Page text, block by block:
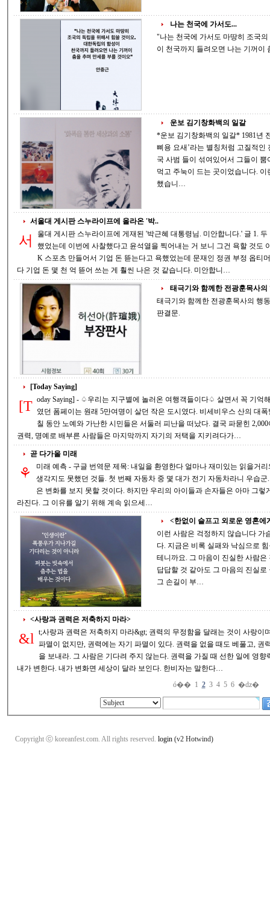
나는 천국에 가서도...
"나는 천국에 가서도 마땅히 조국의 독립을
운보 김기창화백의 일갈
*운보 김기창화백의 일갈* 1981년 전두환 대통령 시절에 설립된 청송교도소는 ‘빠
삐용 요새’라는 별칭처럼 고질적
국 사범 들이 섞여있어서 그들이 뿜어내는 드센 기운에 보통 사람들은 잔뜩 겁을
먹고 주눅이 드는 곳이었습니다. 이런 사람들 앞에서 운보(김기창화백) 는 강연을
했습니…
서울대 게시판 스누라이프에 올라온 '박..
서
울대 게시판 스누라이프에 게재된 '박근혜 대통령님. 미안합니다.' 글 1. 두 집 살림한다고 검찰총장 채동욱을 잘랐을 때 욕
했었는데 이번에 사찰했다고 윤석열을 찍어내는 거 보니 그건 욕할 것도 아니
K 스포츠 만들어서 기업 돈 뜯는다고 욕했었는데 문재인 정권 부정 옵티
다 기업 돈 몇 천 억 뜯어 쓰는 게 훨씬 나은 것 같습니다. 미안합니…
태극기와 함께한 전광훈목사의
태극기와 함께한 전광훈목사의 행동은 존중받아
판결문.
[Today Saying]
[T oday Saying] - ♤우리는 지구별에 놀러온 여행객들이다♤ 살면서 꼭 기억해야 하는 것은 무엇인가? 2,000년전 화산재에 덮
였던 폼페이는 원래 5만여명이 살던 작은 도시였다. 비세비우스 산의 대폭발이 있기전 화산재가 조금씩 뿜어져 나오는 며
칠 동안 노예와 가난한 시민들은 서둘러 피난을 떠났다. 결국 파묻힌 2,000여 명은 귀족들과 돈 많은 상인들이었다. 돈과
권력, 명예로 배부른 사람들은 마지막까지 자기의 저택을 지키려다가…
곧 다가올 미래
⚘
미래 예측 - 구글 번역문 제목: 내일을 환영한다 얼마나 재미있는 읽을거리와 매우 논리적인 예언이 있는가. 20년 전에는
생각지도 못했던 것들. 첫 번째 자동차 중 몇 대가 전기 자동차라니 우습군. 완전 동그라미 쳐놨어. 우리들 중 많은 사람들
은 변화를 보지 못할 것이다. 하지만 우리의 아이들과 손자들은 아마 그렇게 할 것이다. 1- 기본 엔진 자동차 수리점은 사
라진다. 그 이유를 알기 위해 계속 읽으세…
<한없이 슬프고 외로운 영혼에
이런 사람은 걱정하지 않습니다 가
다. 지금은 비록 실패와 낙심으로
테니까요. 그 마음이 진실한 사람은 걱정하지 않습니다. 지금은 비록 손해를 보고
답답할 것 같아도 그 마음의 진실
그 손길이 부…
<사랑과 권력은 저축하지 마라>
&l
t;사랑과 권력은 저축하지 마라&gt; 권력의 무정함을 달래는 것이 사랑이며, 권력의 중독을 막는 것이 겸손이다. 사랑에는
파멸이 없지만, 권력에는 자기 파멸이 있다. 권력을 없을 때도 베풀고, 권력을 가질 때 더 베풀어라. 꽃이 시들기 전에 꽃
을 보내라. 그 사람은 기다려 주지 않는다. 권력을 가질 때 선한 일에 영향력을 펼쳐라. 그러면 세상이 변하는 것이 아니라
내가 변한다. 내가 변화면 세상이 달라 보인다. 한비자는 말한다…
ó�� 1 2 3 4 5 6 �ǳ�
Copyright ⓒ koreanfest.com. All rights reserved. login (v2 Hotwind)